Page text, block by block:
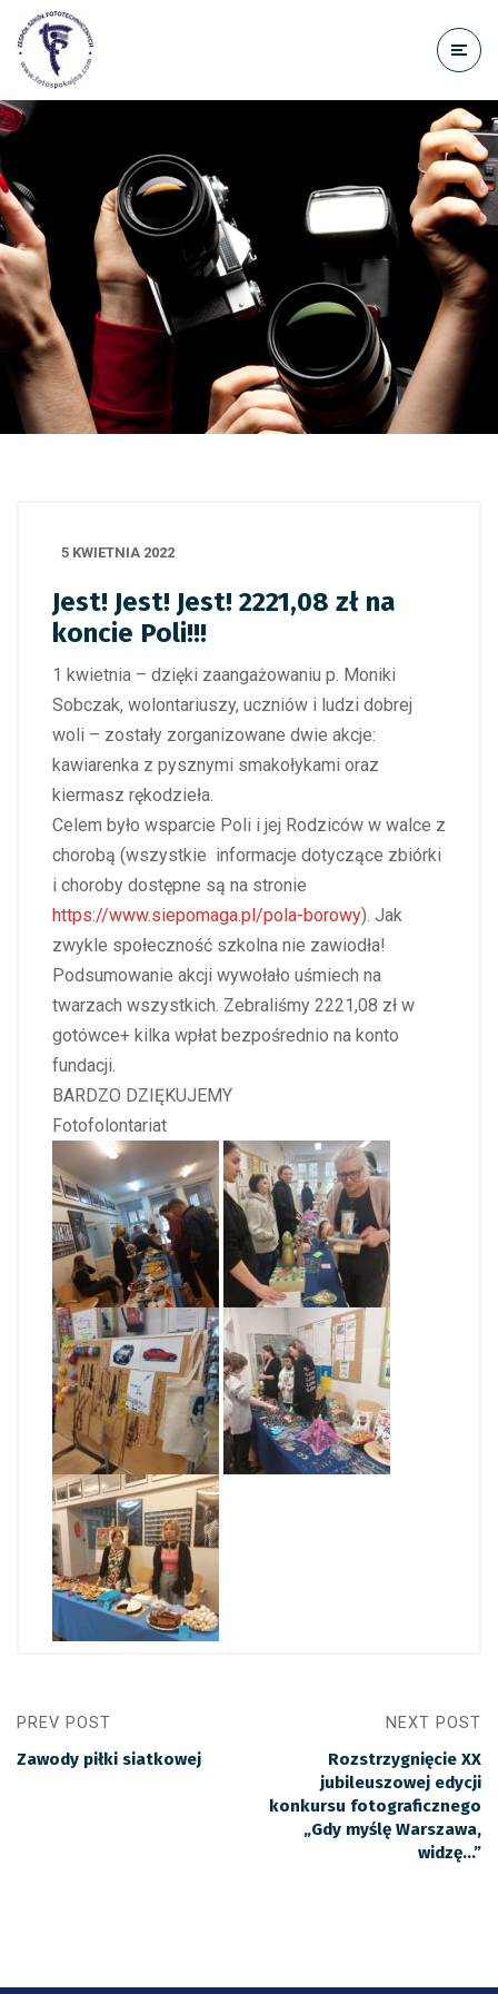
treści
5 KWIETNIA 2022
Jest! Jest! Jest! 2221,08 zł na
koncie Poli!!!
1 kwietnia – dzięki zaangażowaniu p. Moniki
Sobczak, wolontariuszy, uczniów i ludzi dobrej
woli – zostały zorganizowane dwie akcje:
kawiarenka z pysznymi smakołykami oraz
kiermasz rękodzieła.
Celem było wsparcie Poli i jej Rodziców w walce z
chorobą (wszystkie informacje dotyczące zbiórki
i choroby dostępne są na stronie
https://www.siepomaga.pl/pola-borowy). Jak
zwykle społeczność szkolna nie zawiodła!
Podsumowanie akcji wywołało uśmiech na
twarzach wszystkich. Zebraliśmy 2221,08 zł w
gotówce+ kilka wpłat bezpośrednio na konto
fundacji.
BARDZO DZIĘKUJEMY
Fotofolontariat
PREV POST
Zawody piłki siatkowej
NEXT POST
Rozstrzygnięcie XX
jubileuszowej edycji
konkursu fotograficznego
„Gdy myślę Warszawa,
widzę…”